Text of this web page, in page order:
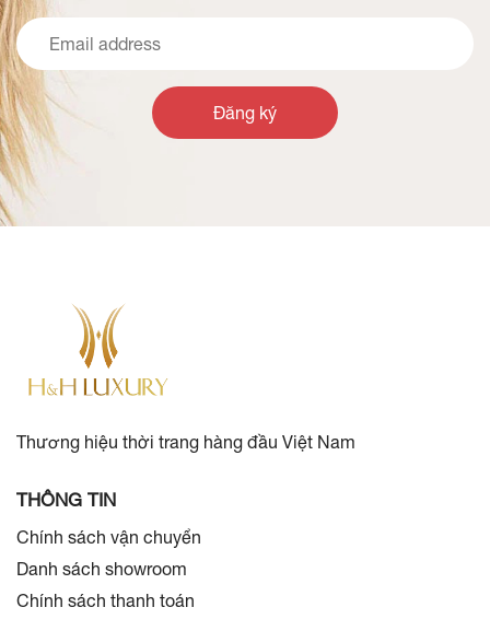
Đăng ký
Thương hiệu thời trang hàng đầu Việt Nam
THÔNG TIN
Chính sách vận chuyển
Danh sách showroom
Chính sách thanh toán